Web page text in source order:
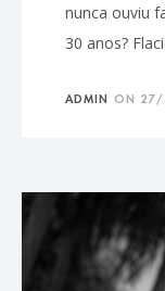
nunca ouviu
30 anos?
ADMIN ON